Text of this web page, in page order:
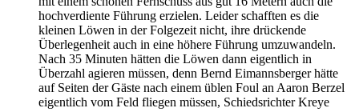
hochverdiente Führung erzielen. Leider schafften es die
kleinen Löwen in der Folgezeit nicht, ihre drückende
Überlegenheit auch in eine höhere Führung umzuwandeln.
Nach 35 Minuten hätten die Löwen dann eigentlich in
Überzahl agieren müssen, denn Bernd Eimannsberger hätte
auf Seiten der Gäste nach einem üblen Foul an Aaron Berzel
eigentlich vom Feld fliegen müssen, Schiedsrichter Kreye